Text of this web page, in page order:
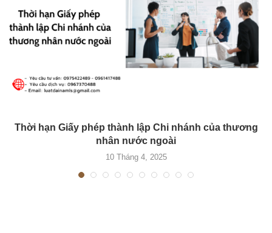
Thời hạn Giấy phép thành lập Chi nhánh của thương
nhân nước ngoài
10 Tháng 4, 2025